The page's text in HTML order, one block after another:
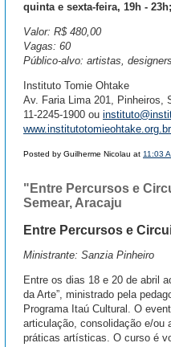
quinta e sexta-feira, 19h -
Valor: R$ 480,00
Vagas: 60
Público-alvo: artistas,
Instituto Tomie Ohtake
Av. Faria Lima 201, Pinheiros,
11-2245-1900 ou
www.institutotomieohtake.org.br
Posted by Guilherme Nicolau at 11:03
"Entre Percursos e
Semear, Aracaju
Entre Percursos e
Ministrante: Sanzia Pinheiro
Entre os dias 18 e 20 de abril
da Arte”, ministrado pela
Programa Itaú Cultural. O
articulação, consolidação e/ou
práticas artísticas. O curso é